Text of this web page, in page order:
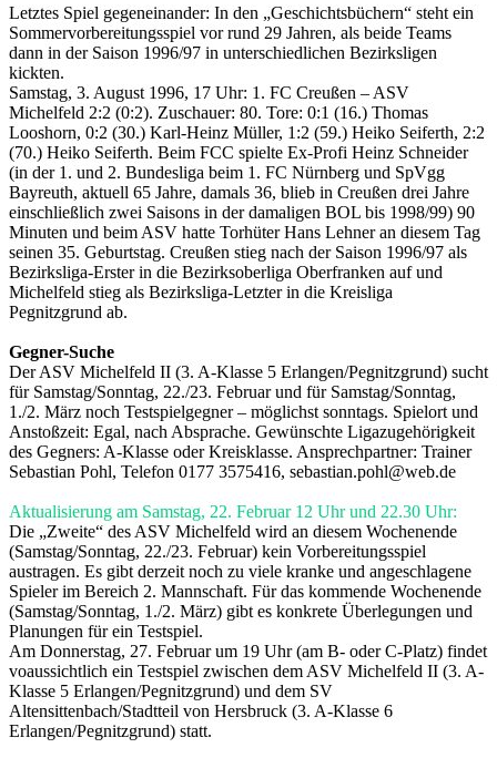
Letztes Spiel gegeneinander: In den „Geschichtsbüchern“ steht ein
Sommervorbereitungsspiel vor rund 29 Jahren, als beide Teams
dann in der Saison 1996/97 in unterschiedlichen Bezirksligen
kickten.
Samstag, 3. August 1996, 17 Uhr: 1. FC Creußen – ASV
Michelfeld 2:2 (0:2). Zuschauer: 80. Tore: 0:1 (16.) Thomas
Looshorn, 0:2 (30.) Karl-Heinz Müller, 1:2 (59.) Heiko Seiferth, 2:2
(70.) Heiko Seiferth. Beim FCC spielte Ex-Profi Heinz Schneider
(in der 1. und 2. Bundesliga beim 1. FC Nürnberg und SpVgg
Bayreuth, aktuell 65 Jahre, damals 36, blieb in Creußen drei Jahre
einschließlich zwei Saisons in der damaligen BOL bis 1998/99) 90
Minuten und beim ASV hatte Torhüter Hans Lehner an diesem Tag
seinen 35. Geburtstag. Creußen stieg nach der Saison 1996/97 als
Bezirksliga-Erster in die Bezirksoberliga Oberfranken auf und
Michelfeld stieg als Bezirksliga-Letzter in die Kreisliga
Pegnitzgrund ab.
Gegner-Suche
Der ASV Michelfeld II (3. A-Klasse 5 Erlangen/Pegnitzgrund) sucht
für Samstag/Sonntag, 22./23. Februar und für Samstag/Sonntag,
1./2. März noch Testspielgegner – möglichst sonntags. Spielort und
Anstoßzeit: Egal, nach Absprache. Gewünschte Ligazugehörigkeit
des Gegners: A-Klasse oder Kreisklasse. Ansprechpartner: Trainer
Sebastian Pohl, Telefon 0177 3575416, sebastian.pohl@web.de
Aktualisierung am Samstag, 22. Februar 12 Uhr und 22.30 Uhr:
Die „Zweite“ des ASV Michelfeld wird an diesem Wochenende
(Samstag/Sonntag, 22./23. Februar) kein Vorbereitungsspiel
austragen. Es gibt derzeit noch zu viele kranke und angeschlagene
Spieler im Bereich 2. Mannschaft. Für das kommende Wochenende
(Samstag/Sonntag, 1./2. März) gibt es konkrete Überlegungen und
Planungen für ein Testspiel.
Am Donnerstag, 27. Februar um 19 Uhr (am B- oder C-Platz) findet
voaussichtlich ein Testspiel zwischen dem ASV Michelfeld II (3. A-
Klasse 5 Erlangen/Pegnitzgrund) und dem SV
Altensittenbach/Stadtteil von Hersbruck (3. A-Klasse 6
Erlangen/Pegnitzgrund) statt.